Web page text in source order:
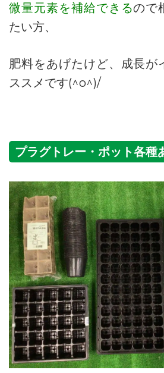
微量元素を補給できるので
たい方、
肥料をあげたけど、成長が
ススメです(^o^)/
プラグトレー・ポット各種